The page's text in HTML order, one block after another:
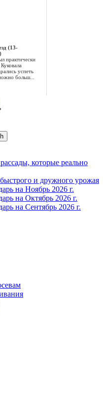
(13-
практически
успеть
больш...
которые реально
и дружного урожая
на Ноябрь 2026 г.
на Октябрь 2026 г.
на Сентябрь 2026 г.